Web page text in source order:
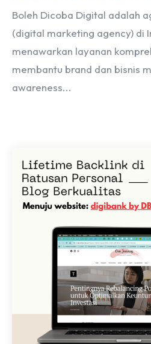
Boleh Dicoba Digital adalah
(digital marketing agency) di
menawarkan layanan
membantu brand dan bisnis
awareness...